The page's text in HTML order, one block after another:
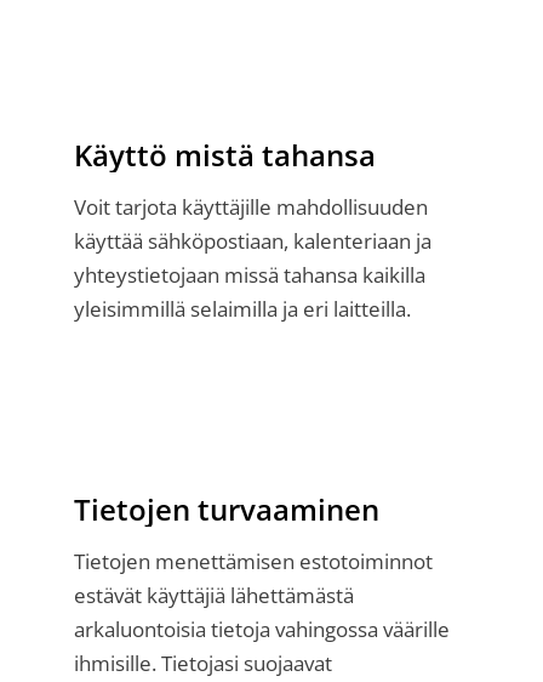
Käyttö mistä tahansa
Voit tarjota käyttäjille mahdollisuuden
käyttää sähköpostiaan, kalenteriaan ja
yhteystietojaan missä tahansa kaikilla
yleisimmillä selaimilla ja eri laitteilla.
Tietojen turvaaminen
Tietojen menettämisen estotoiminnot
estävät käyttäjiä lähettämästä
arkaluontoisia tietoja vahingossa väärille
ihmisille. Tietojasi suojaavat